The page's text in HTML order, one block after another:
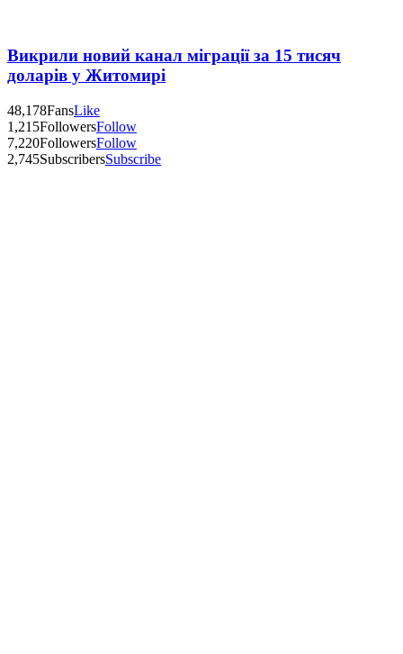
Викрили новий канал міграції за 15 тисяч
доларів у Житомирі
48,178FansLike
1,215FollowersFollow
7,220FollowersFollow
2,745SubscribersSubscribe